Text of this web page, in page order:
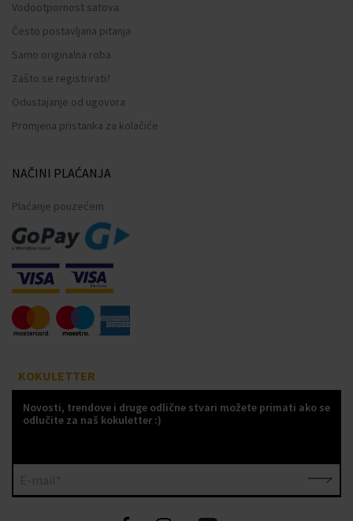
Vodootpornost satova
Često postavljana pitanja
Samo originalna roba
Zašto se registrirati?
Odustajanje od ugovora
Promjena pristanka za kolačiće
NAČINI PLAĆANJA
Plaćanje pouzećem
KOKULETTER
Novosti, trendove i druge odlične stvari možete primati ako se
odlučite za naš kokuletter :)